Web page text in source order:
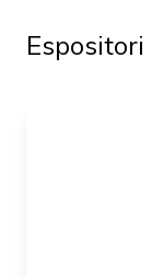
Espositori